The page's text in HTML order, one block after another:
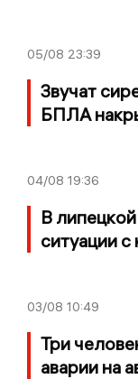
05/08 23:39
Звучат
БПЛА
04/08 19:36
В
ситуации
03/08 10:49
Три
аварии на